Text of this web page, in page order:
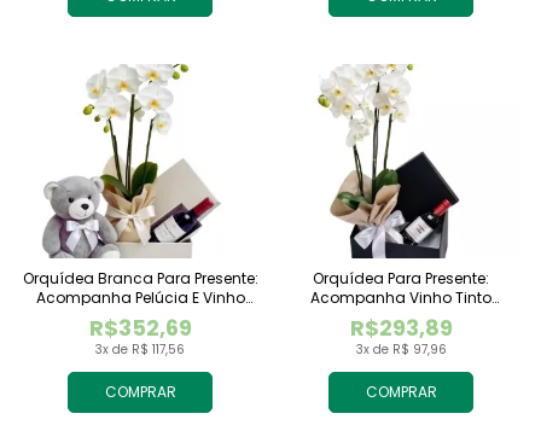
COMPRAR
3x de R$ 117,56
R$352,69
Orquídea Branca Para Presente:
Acompanha Pelúcia E Vinho
Tinto Importado
COMPRAR
3x de R$ 97,96
R$293,89
Orquídea Para Presente:
Acompanha Vinho Tinto
Importado